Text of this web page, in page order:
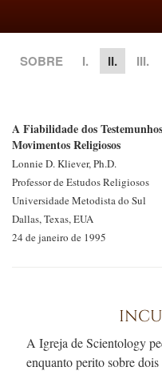
SOBRE I. II. III.
A Fiabilidade dos
Movimentos Religiosos
Lonnie D.Kliever, Ph.D.
Professor de Estudos Religiosos
Universidade Metodista do Sul
Dallas, Texas, EUA
24 de janeiro de 1995
A Igreja de Scientology
enquanto perito sobre